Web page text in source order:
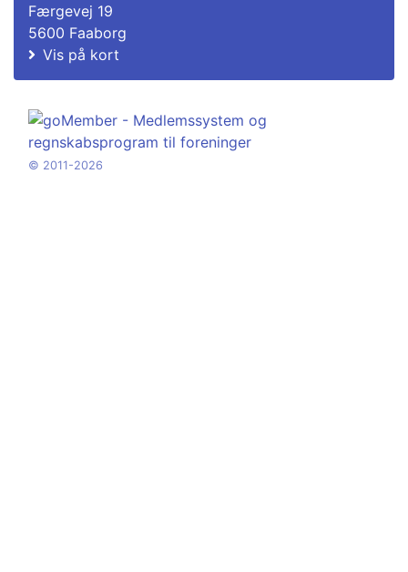
Færgevej 19
5600 Faaborg
Vis på kort
© 2011-2026